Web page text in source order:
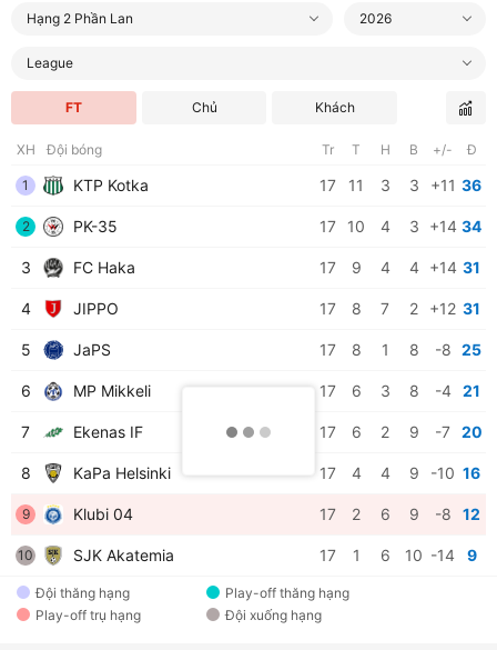
Hạng 2 Phần Lan 2026
League
FT Chủ Khách
XH Đội bóng Tr T H B +/- Đ
1 KTP Kotka 17 11 3 3 +11 36
2 PK-35 17 10 4 3 +14 34
3 FC Haka 17 9 4 4 +14 31
4 JIPPO 17 8 7 2 +12 31
5 JaPS 17 8 1 8 -8 25
6 MP Mikkeli 17 6 3 8 -4 21
7 Ekenas IF 17 6 2 9 -7 20
8 KaPa Helsinki 17 4 4 9 -10 16
9 Klubi 04 17 2 6 9 -8 12
10 SJK Akatemia 17 1 6 10 -14 9
Đội thăng hạng
Play-off thăng hạng
Play-off trụ hạng
Đội xuống hạng